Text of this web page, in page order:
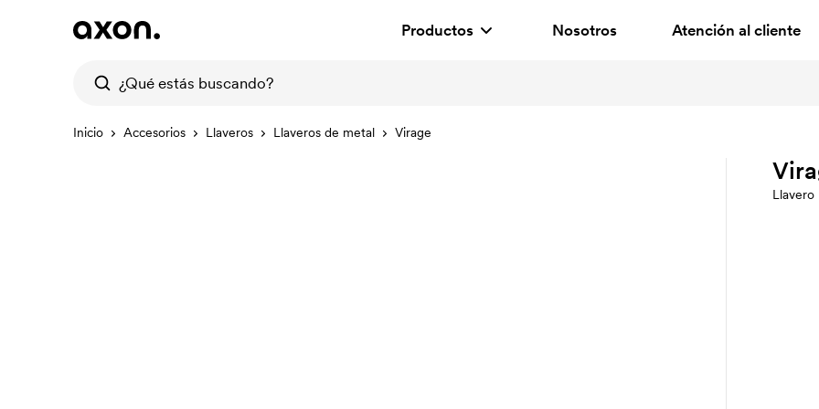
Productos Nosotros Atención al cliente
Inicio Accesorios Llaveros Llaveros de metal Virage
Llavero